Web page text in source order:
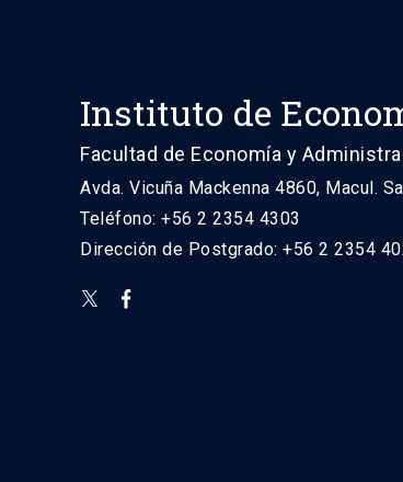
Instituto de
Facultad de Economía y
Avda. Vicuña Mackenna 4860, Macul.
Teléfono: +56 2 2354 4303
Dirección de Postgrado: +56 2 2354